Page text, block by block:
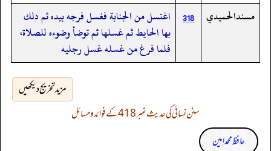
مسندالحميدي
318
اغتسل من الجنابة فغسل فرجه بيده ثم دلك
بها الحايط ثم غسلها ثم توضأ وضوءه للصلاة،
فلما فرغ من غسله غسل رجليه
مزید تخریج دیکھیں
سنن نسائی کی حدیث نمبر 418 کے فوائد و مسائل
حافظ محمد امین